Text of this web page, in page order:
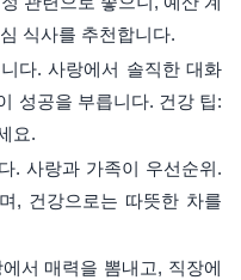
식사를 추천합니다.
다. 사랑에서 솔직한 대화
성공을 부릅니다. 건강 팁:
요.
. 사랑과 가족이 우선순위.
, 건강으로는 따뜻한 차를
서 매력을 뽐내고, 직장에